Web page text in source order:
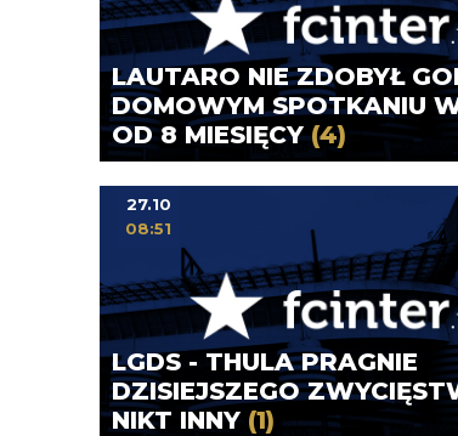
LAUTARO NIE ZDOBYŁ
DOMOWYM SPOTKANIU
OD 8 MIESIĘCY(4)
LGDS - THULA PRAGNIE
DZISIEJSZEGO
NIKT INNY (1)
27.10
08:51